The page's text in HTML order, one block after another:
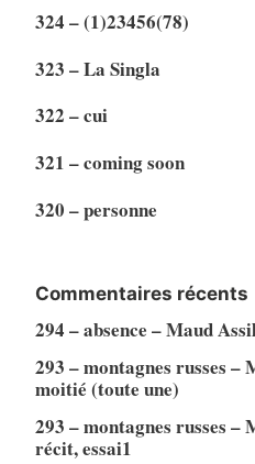
324 – (1)23456(78)
323 – La Singla
322 – cui
321 – coming soon
320 – personne
Commentaires récents
294 – absence – Maud
293 – montagnes russes –
moitié (toute une)
293 – montagnes russes –
récit, essai1